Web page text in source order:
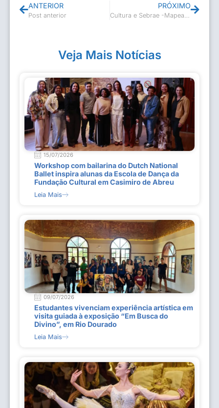
ANTERIOR
Post anterior
PRÓXIMO
Cultura e Sebrae -Mapeamento Online
Veja Mais Notícias
15/07/2026
Workshop com bailarina do Dutch National
Ballet inspira alunas da Escola de Dança da
Fundação Cultural em Casimiro de Abreu
Leia Mais
09/07/2026
Estudantes vivenciam experiência artística em
visita guiada à exposição “Em Busca do
Divino”, em Rio Dourado
Leia Mais